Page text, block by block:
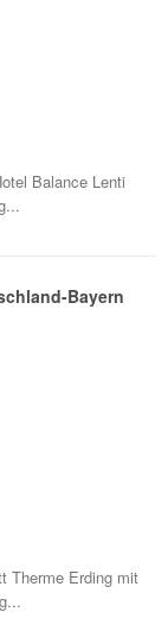
Balance Lenti
Bayern
Therme Erding mit